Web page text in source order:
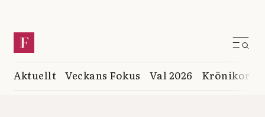
Aktuellt Veckans Fokus Val 2026 Krönikor